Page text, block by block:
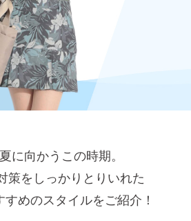
に向かうこの時期。
策をしっかりとりいれた
めのスタイルをご紹介！